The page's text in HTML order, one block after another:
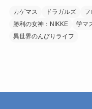
カゲマス ドラガルズ フ
勝利の女神：NIKKE
学マ
異世界のんびりライフ